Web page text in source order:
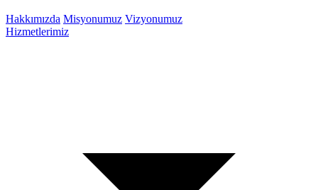
Hakkımızda Misyonumuz Vizyonumuz
Hizmetlerimiz